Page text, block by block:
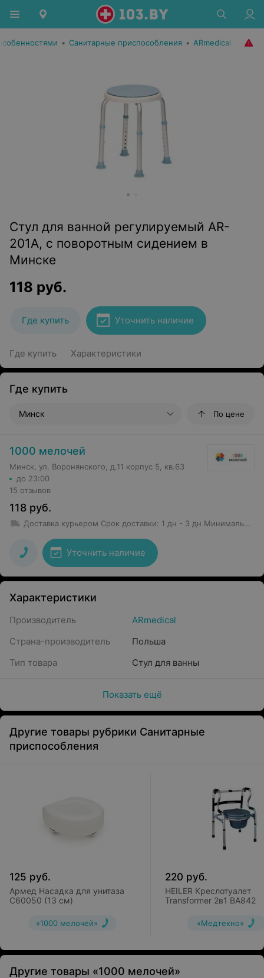
• Санитарные приспособления • ARmedical
Стул для ванной регулируемый AR-
201A, с поворотным сидением в
Минске
118 руб.
Где купить Уточнить наличие
Где купить Характеристики
Где купить
Минск По цене
1000 мелочей
Минск, ул. Воронянского, д.11 корпус 5, кв.63
до 23:00
15 отзывов
118 руб.
Доставка курьером Срок доставки: 1 дн - 3 дн Минимальная сумма заказа: 50 руб.
Уточнить наличие
Характеристики
Производитель
ARmedical
Страна-производитель
Польша
Тип товара
Стул для ванны
Показать ещё
Другие товары рубрики Санитарные
приспособления
125 руб.
Армед Насадка для унитаза
С60050 (13 см)
«1000 мелочей»
220 руб.
HEILER Креслотуалет
Transformer 2в1 ВА842
«Медтехно»
Другие товары «1000 мелочей»